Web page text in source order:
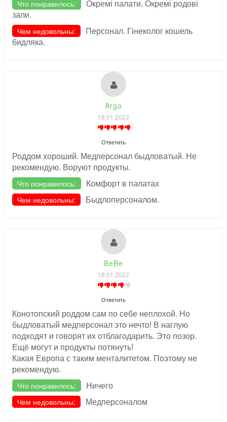
Что понравилось:
Окремі палати. Окремі родові
зали.
Чем недовольны:
Персонал. Гінеколог кошель
бидляка.
Argo
18.01.2022
Ответить
Роддом хороший. Медперсонал быдловатый. Не
рекомендую. Воруют продукты.
Что понравилось: Комфорт в палатах
Чем недовольны: Быдлоперсоналом.
BeBe
18.01.2022
Ответить
Конотопский роддом сам по себе неплохой. Но
быдловатый медперсонал это нечто! В наглую
подходят и говорят их отблагодарить. Это позор.
Ещё могут и продукты потянуть!
Какая Европа с таким менталитетом. Поэтому не
рекомендую.
Что понравилось: Ничего
Чем недовольны: Медперсоналом